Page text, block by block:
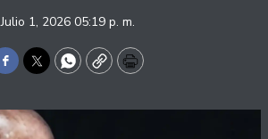
Julio 1, 2026 05:19 p. m.
Facebook
TwitterWhatsApp
CopyPrint